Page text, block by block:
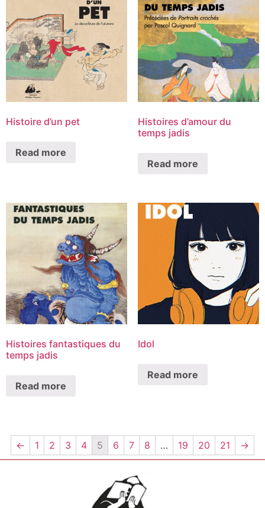
Histoire d’un pet
Read more
Histoires d’amour du
temps jadis
Read more
Histoires fantastiques du
temps jadis
Read more
Idol
Read more
← 1 2 3 4 5 6 7 8 … 19 20 21 →